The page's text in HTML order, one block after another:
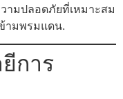
ามปลอดภัยที่เหมาะสม
ามพรมแดน.
การ